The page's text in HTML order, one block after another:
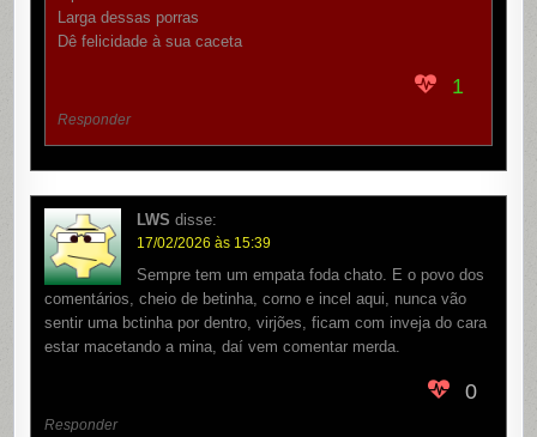
Larga dessas porras
Dê felicidade à sua caceta
1
Responder
LWS disse:
17/02/2026 às 15:39
Sempre tem um empata foda chato. E o povo dos
comentários, cheio de betinha, corno e incel aqui, nunca vão
sentir uma bctinha por dentro, virjões, ficam com inveja do cara
estar macetando a mina, daí vem comentar merda.
0
Responder